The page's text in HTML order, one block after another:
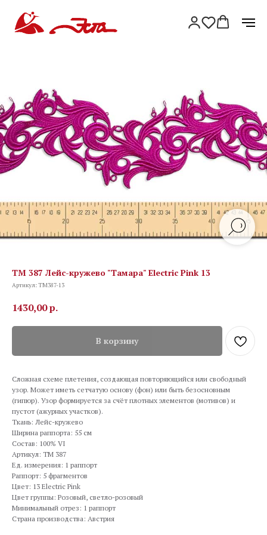
TM 387 Лейс-кружево "Тамара" Electric Pink 13
Артикул:TM387-13
1430,00р.
В корзину
Сложная схеме плетения, создающая повторяющийся или свободный
узор. Может иметь сетчатую основу (фон) или быть безосновным
(гипюр). Узор формируется за счёт плотных элементов (мотивов) и
пустот (ажурных участков).
Ткань: Лейс-кружево
Ширина раппорта: 55 см
Состав: 100% VI
Артикул: TM 387
Ед. измерения: 1 раппорт
Раппорт: 5 фрагментов
Цвет: 13 Electric Pink
Цвет группы: Розовый, светло-розовый
Минимальный отрез: 1 раппорт
Страна производства: Австрия